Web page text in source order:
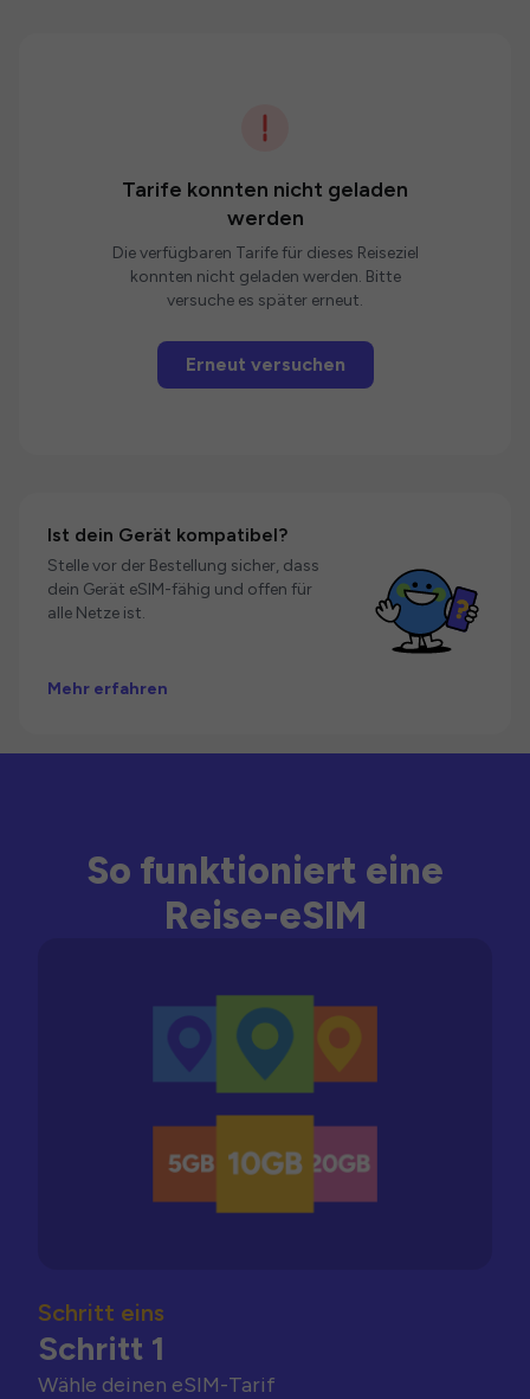
Tarife konnten nicht geladen
werden
Die verfügbaren Tarife für dieses Reiseziel
konnten nicht geladen werden. Bitte
versuche es später erneut.
Erneut versuchen
Ist dein Gerät kompatibel?
Stelle vor der Bestellung sicher, dass
dein Gerät eSIM-fähig und offen für
alle Netze ist.
Mehr erfahren
So funktioniert eine
Reise-eSIM
Schritt eins
Schritt 1
Wähle deinen eSIM-Tarif